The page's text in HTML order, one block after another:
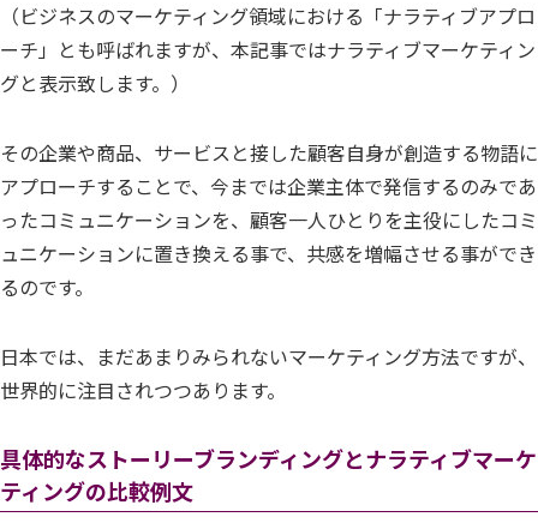
（ビジネスのマーケティング領域における「ナラティブアプロ
ーチ」とも呼ばれますが、本記事ではナラティブマーケティン
グと表示致します。）
その企業や商品、サービスと接した顧客自身が創造する物語に
アプローチすることで、今までは企業主体で発信するのみであ
ったコミュニケーションを、顧客一人ひとりを主役にしたコミ
ュニケーションに置き換える事で、共感を増幅させる事ができ
るのです。
日本では、まだあまりみられないマーケティング方法ですが、
世界的に注目されつつあります。
具体的なストーリーブランディングとナラティブマーケ
ティングの比較例文